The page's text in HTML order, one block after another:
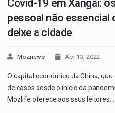
Covid-19 em Xangai:
pessoal não essencial
deixe a cidade
Moznews Abr 13, 2022
O capital económico da China,
de casos desde o início da
Mozlife oferece aos seus leitores…